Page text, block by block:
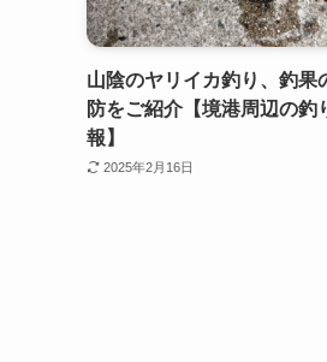
山陰のヤリイカ釣り、釣果
防をご紹介【境港周辺の釣
報】
2025年2月16日